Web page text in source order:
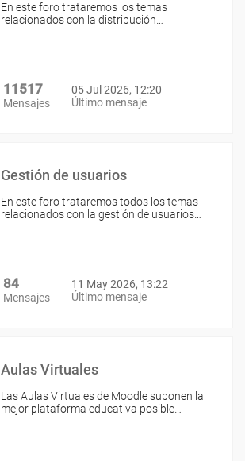
En este foro trataremos los temas
relacionados con la distribución…
11517
Mensajes
05 Jul 2026, 12:20
Último mensaje
Gestión de usuarios
En este foro trataremos todos los temas
relacionados con la gestión de usuarios…
84
Mensajes
11 May 2026, 13:22
Último mensaje
Aulas Virtuales
Las Aulas Virtuales de Moodle suponen la
mejor plataforma educativa posible…